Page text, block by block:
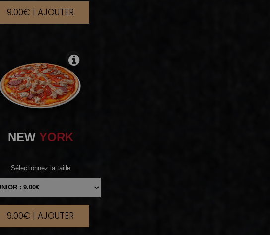
|
9.00€ | AJOUTER
NEWYORK
Sélectionnez la taille
|
9.00€ | AJOUTER